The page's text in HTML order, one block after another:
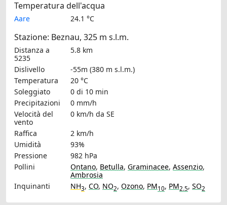
Temperatura dell'acqua
Aare 24.1 °C
Stazione: Beznau, 325 m s.l.m.
Distanza a
5235
5.8 km
Dislivello
-55m (380 m s.l.m.)
Temperatura
20 °C
Soleggiato
0 di 10 min
Precipitazioni
0 mm/h
Velocità del
vento
0 km/h da SE
Raffica
2 km/h
Umidità
93%
Pressione
982 hPa
Pollini
Ontano, Betulla, Graminacee, Assenzio,
Ambrosia
Inquinanti
NH3, CO, NO2, Ozono, PM10, PM2.5, SO2